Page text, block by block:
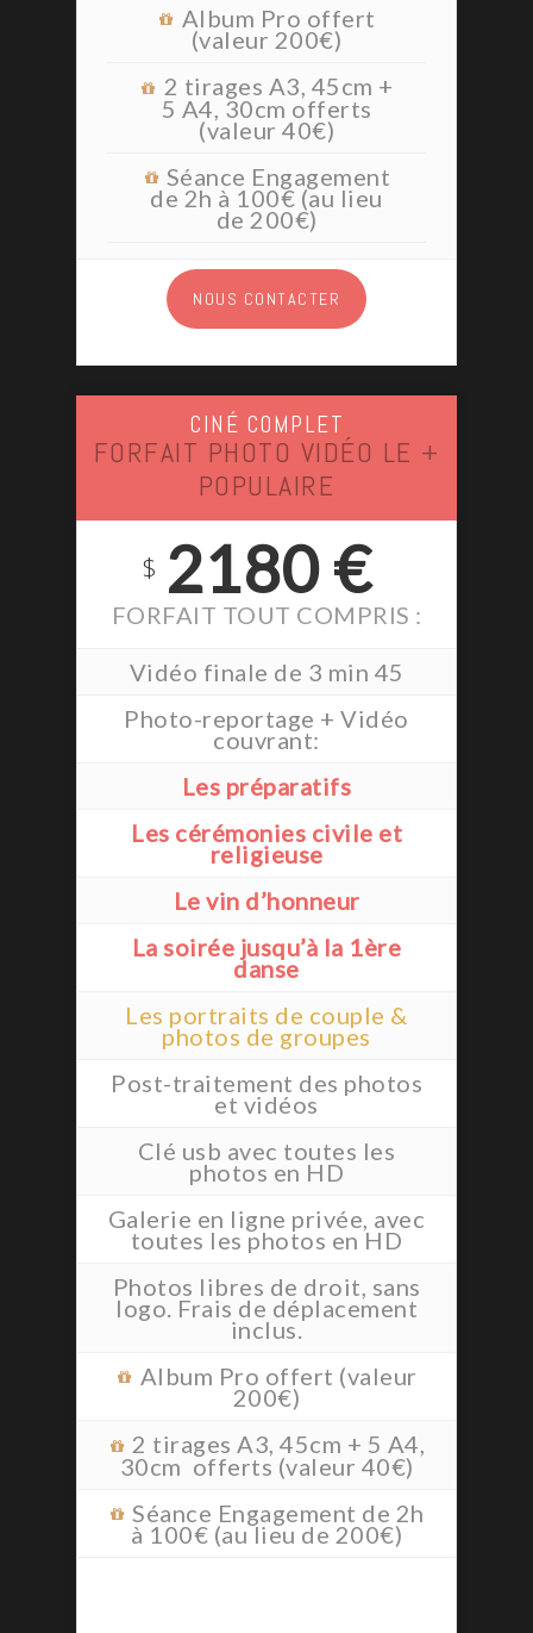
Album Pro offert
(valeur 200€)
2 tirages A3, 45cm +
5 A4, 30cm offerts
(valeur 40€)
Séance Engagement
de 2h à 100€ (au lieu
de 200€)
NOUS CONTACTER
CINÉ COMPLET
FORFAIT PHOTO VIDÉO LE +
POPULAIRE
$2180 €
FORFAIT TOUT COMPRIS :
Vidéo finale de 3 min 45
Photo-reportage + Vidéo
couvrant:
Les préparatifs
Les cérémonies civile et
religieuse
Le vin d’honneur
La soirée jusqu’à la 1ère
danse
Les portraits de couple &
photos de groupes
Post-traitement des photos
et vidéos
Clé usb avec toutes les
photos en HD
Galerie en ligne privée, avec
toutes les photos en HD
Photos libres de droit, sans
logo. Frais de déplacement
inclus.
Album Pro offert (valeur
200€)
2 tirages A3, 45cm + 5 A4,
30cm offerts (valeur 40€)
Séance Engagement de 2h
à 100€ (au lieu de 200€)